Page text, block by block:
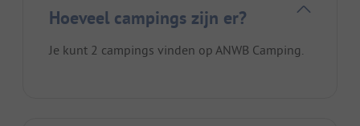
Hoeveel campings zijn er?
Je kunt 2 campings vinden op ANWB Camping.